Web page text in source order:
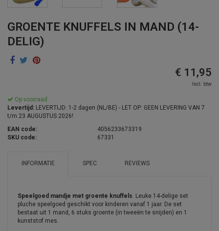
GROENTE KNUFFELS IN MAND (14-
DELIG)
€ 11,95
Incl. btw
Op voorraad
Levertijd: LEVERTIJD: 1-2 dagen (NL/BE) - LET OP: GEEN LEVERING VAN 7
t/m 23 AUGUSTUS 2026!
EAN code:
4056233673319
SKU code:
67331
INFORMATIE SPEC REVIEWS
Speelgoed mandje met groente knuffels. Leuke 14-delige set
pluche speelgoed geschikt voor kinderen vanaf 1 jaar. De set
bestaat uit 1 mand, 6 stuks groente (in tweeën te snijden) en 1
kunststof mes.